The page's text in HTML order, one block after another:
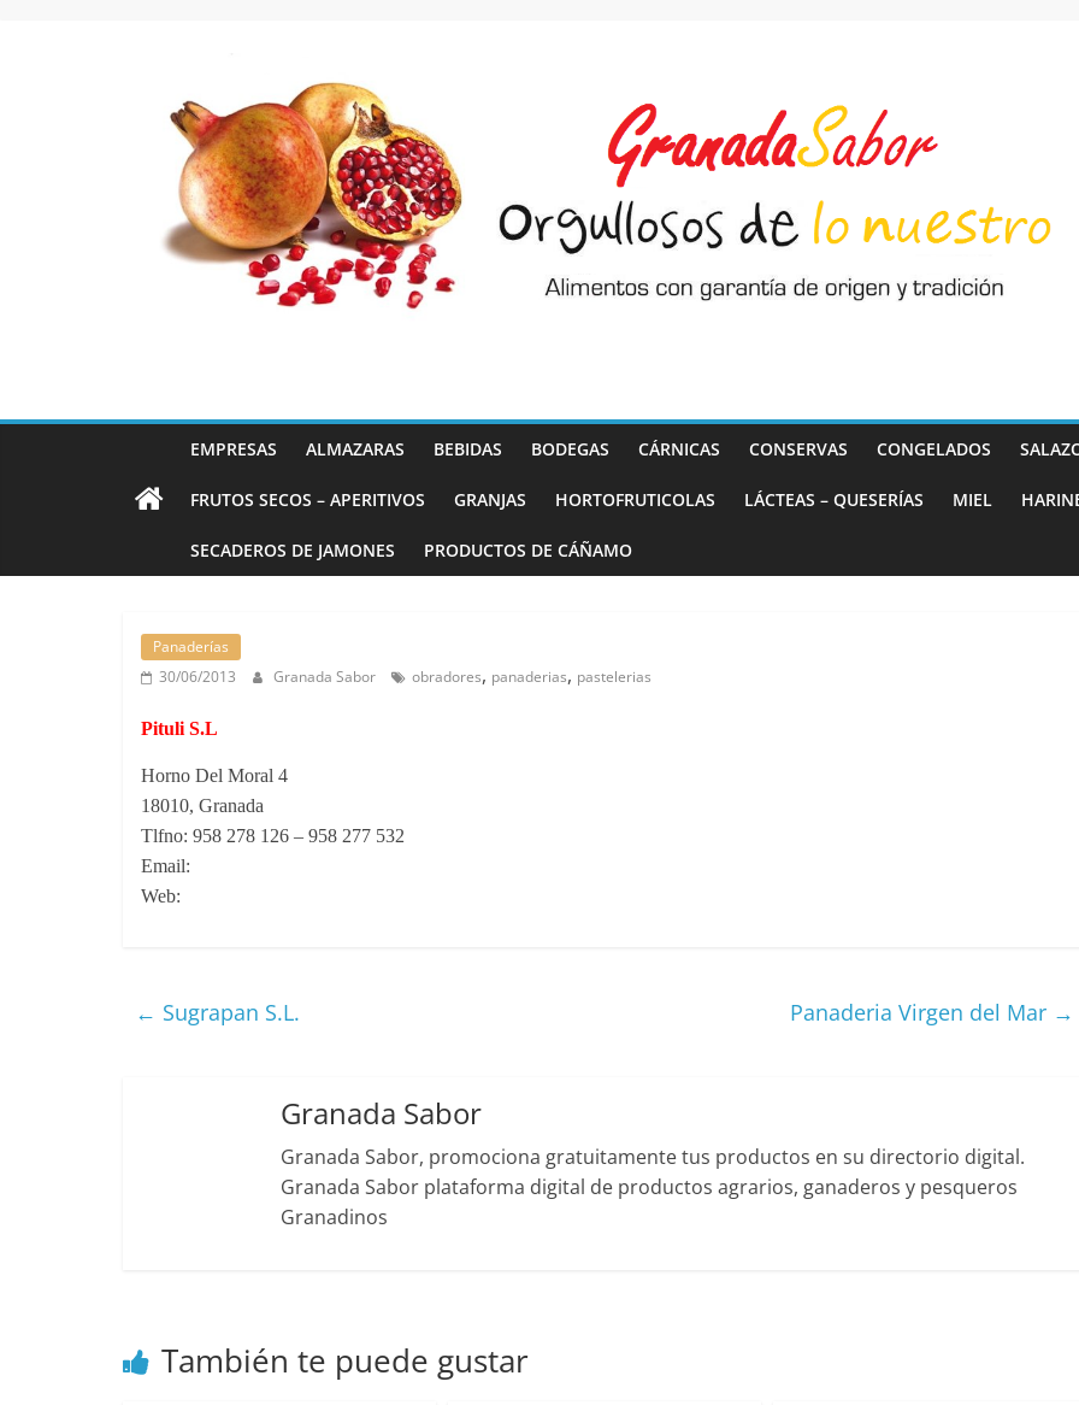
EMPRESAS ALMAZARAS BEBIDAS BODEGAS CÁRNICAS CONSERVAS CONGELADOS
FRUTOS SECOS – APERITIVOS GRANJAS HORTOFRUTICOLAS LÁCTEAS – QUESERÍAS MIEL
SECADEROS DE JAMONES PRODUCTOS DE CÁÑAMO
Panaderías
30/06/2013
Granada Sabor obradores, panaderias, pastelerias
Pituli S.L
Horno Del Moral 4
18010, Granada
Tlfno: 958 278 126 – 958 277 532
Email:
Web:
← Sugrapan S.L. Panaderia Virgen del Mar →
Granada Sabor
Granada Sabor, promociona gratuitamente tus productos en su directorio digital.
Granada Sabor plataforma digital de productos agrarios, ganaderos y pesqueros
Granadinos
También te puede gustar
Panaderías